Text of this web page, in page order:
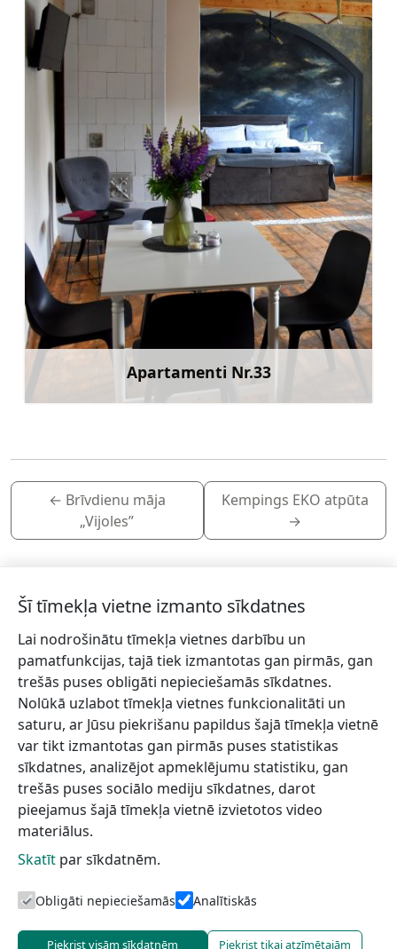
Apartamenti Nr.33
← Brīvdienu māja
„Vijoles”
Kempings EKO atpūta
→
Piesakies jaunumiem!
Pieraksties jaunumiem e-pastā un nepalaid garām
jaunākās aktualitātes.
Vēlos saņemt jaunumus uz norādīto e-pasta adresi.
Informācijai
Šī tīmekļa vietne izmanto sīkdatnes
Lai nodrošinātu tīmekļa vietnes darbību un
pamatfunkcijas, tajā tiek izmantotas gan pirmās, gan
trešās puses obligāti nepieciešamās sīkdatnes.
Nolūkā uzlabot tīmekļa vietnes funkcionalitāti un
saturu, ar Jūsu piekrišanu papildus šajā tīmekļa vietnē
var tikt izmantotas gan pirmās puses statistikas
sīkdatnes, analizējot apmeklējumu statistiku, gan
trešās puses sociālo mediju sīkdatnes, darot
pieejamus šajā tīmekļa vietnē izvietotos video
materiālus.
Skatīt par sīkdatnēm.
Obligāti nepieciešamās Analītiskās
Piekrist visām sīkdatnēm Piekrist tikai atzīmētajām